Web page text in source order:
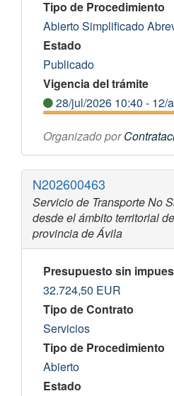
Tipo de Procedimiento
Abierto Simplificado
Estado
Publicado
Vigencia del trámite
28/jul/2026 10:40 - 12/
Organizado por
N202600463
Servicio de Transporte No
desde el ámbito territorial
provincia de Ávila
Presupuesto sin
32.724,50 EUR
Tipo de Contrato
Servicios
Tipo de Procedimiento
Abierto
Estado